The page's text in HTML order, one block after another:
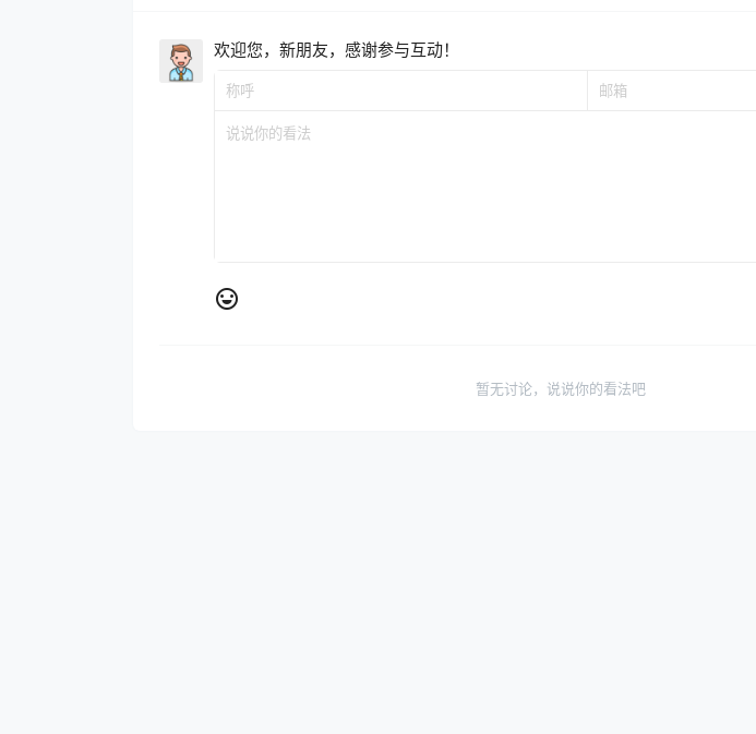
洲、欧洲，在中国、美国、瑞士
等国家的16个城市设有办公室、
服务客户超12000家，与全球知
欢迎您，新朋友，感谢参与互动！
暂无讨论，说说你的看法吧